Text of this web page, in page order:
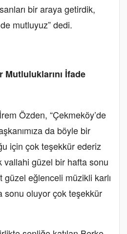
bir araya getirdik,
mutluyuz” dedi.
İfade
“Çekmeköy’de
da böyle bir
için çok teşekkür ederiz
vallahi güzel bir hafta sonu
eğlenceli müzikli karlı
sonu oluyor çok teşekkür